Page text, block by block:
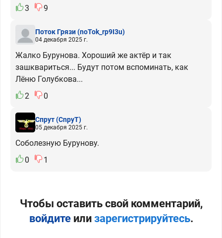
3
9
Поток Грязи(noTok_rp9I3u)
04 декабря 2025 г.
Жалко Бурунова. Хороший же актёр и так
зашквариться... Будут потом вспоминать, как
Лёню Голубкова...
2
0
Спрут(CnpyT)
05 декабря 2025 г.
Соболезную Бурунову.
0
1
Чтобы оставить свой комментарий,
войдитеили зарегистрируйтесь.